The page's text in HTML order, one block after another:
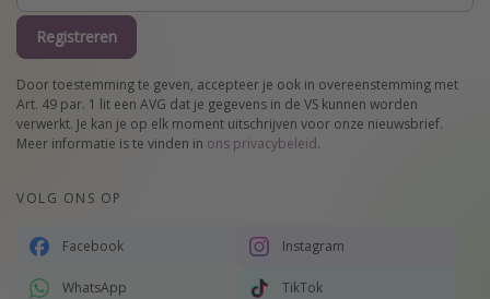
Registreren
Door toestemming te geven, accepteer je ook in overeenstemming met
Art. 49 par. 1 lit een AVG dat je gegevens in de VS kunnen worden
verwerkt. Je kan je op elk moment uitschrijven voor onze nieuwsbrief.
Meer informatie is te vinden in ons privacybeleid.
VOLG ONS OP
Facebook Instagram
WhatsApp TikTok